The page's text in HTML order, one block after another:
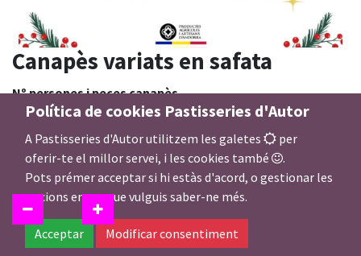
Canapès variats en safata
Nº persones i peces canapès
32,00€
Política de cookies Pastisseries d'Autor
A Pastisseries d'Autor utilitzem les galetes
per
oferir-te el millor servei, i les cookies també
.
Pots prémer acceptar si hi estàs d'acord, o gestionar les
opcions en cas que vulguis saber-ne més.
Acceptar Modificar consentiment